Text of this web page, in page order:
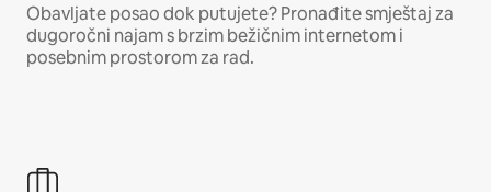
Obavljate posao dok putujete? Pronađite smještaj za
dugoročni najam s brzim bežičnim internetom i
posebnim prostorom za rad.